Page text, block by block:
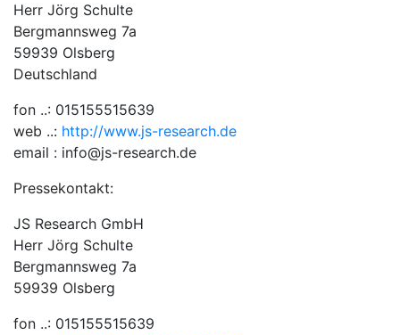
Herr Jörg Schulte
Bergmannsweg 7a
59939 Olsberg
Deutschland
fon ..: 015155515639
web ..: http://www.js-research.de
email : info@js-research.de
Pressekontakt:
JS Research GmbH
Herr Jörg Schulte
Bergmannsweg 7a
59939 Olsberg
fon ..: 015155515639